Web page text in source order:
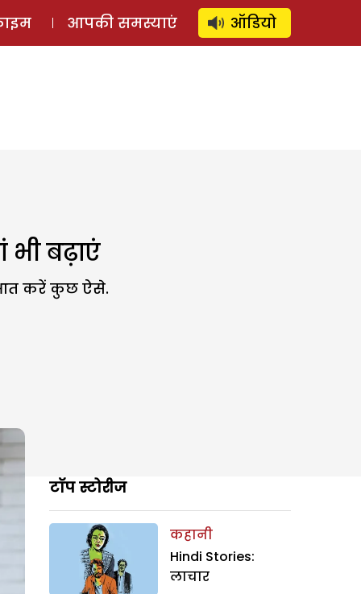
लॉग इन ⚲ SUBSCRIBE
आपकी समस्याएं ऑडियो
भी बढ़ाएं
करें कुछ ऐसे.
टॉप स्टोरीज
कहानी
Hindi Stories:
लाचार